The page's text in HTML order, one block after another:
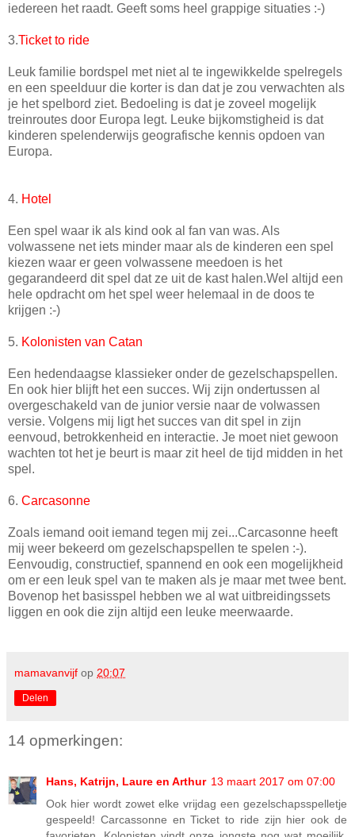
iedereen het raadt. Geeft soms heel grappige situaties :-)
3.Ticket to ride
Leuk familie bordspel met niet al te ingewikkelde spelregels
en een speelduur die korter is dan dat je zou verwachten als
je het spelbord ziet. Bedoeling is dat je zoveel mogelijk
treinroutes door Europa legt. Leuke bijkomstigheid is dat
kinderen spelenderwijs geografische kennis opdoen van
Europa.
4. Hotel
Een spel waar ik als kind ook al fan van was. Als
volwassene net iets minder maar als de kinderen een spel
kiezen waar er geen volwassene meedoen is het
gegarandeerd dit spel dat ze uit de kast halen.Wel altijd een
hele opdracht om het spel weer helemaal in de doos te
krijgen :-)
5. Kolonisten van Catan
Een hedendaagse klassieker onder de gezelschapspellen.
En ook hier blijft het een succes. Wij zijn ondertussen al
overgeschakeld van de junior versie naar de volwassen
versie. Volgens mij ligt het succes van dit spel in zijn
eenvoud, betrokkenheid en interactie. Je moet niet gewoon
wachten tot het je beurt is maar zit heel de tijd midden in het
spel.
6. Carcasonne
Zoals iemand ooit iemand tegen mij zei...Carcasonne heeft
mij weer bekeerd om gezelschapspellen te spelen :-).
Eenvoudig, constructief, spannend en ook een mogelijkheid
om er een leuk spel van te maken als je maar met twee bent.
Bovenop het basisspel hebben we al wat uitbreidingssets
liggen en ook die zijn altijd een leuke meerwaarde.
mamavanvijf op 20:07
Delen
14 opmerkingen:
Hans, Katrijn, Laure en Arthur 13 maart 2017 om 07:00
Ook hier wordt zowet elke vrijdag een gezelschapsspelletje
gespeeld! Carcassonne en Ticket to ride zijn hier ook de